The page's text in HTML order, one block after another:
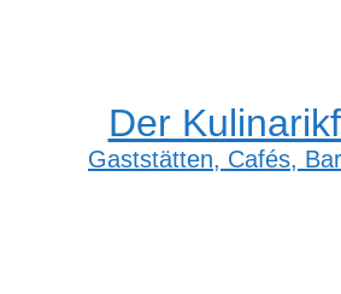
Der
Gaststätten, Cafés,